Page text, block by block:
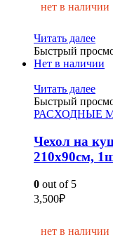
нет в наличии
Читать далее
Быстрый
Нет в наличии
Читать далее
Быстрый
РАСХОДНЫЕ
Чехол на
210х90см,
0 out of 5
3,500₽
нет в наличии